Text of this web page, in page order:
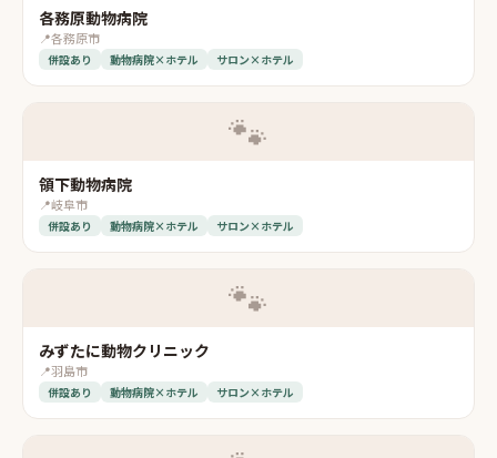
各務原動物病院
📍各務原市
併設あり 動物病院×ホテル サロン×ホテル
🐾
領下動物病院
📍岐阜市
併設あり 動物病院×ホテル サロン×ホテル
🐾
みずたに動物クリニック
📍羽島市
併設あり 動物病院×ホテル サロン×ホテル